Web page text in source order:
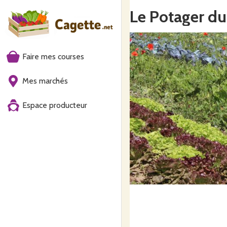
Faire mes courses
Mes marchés
Espace producteur
Le Potager